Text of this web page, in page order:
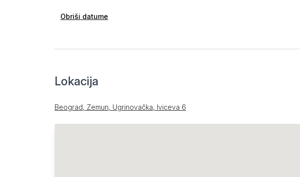
Obriši datume
Lokacija
Beograd, Zemun, Ugrinovačka, Iviceva 6